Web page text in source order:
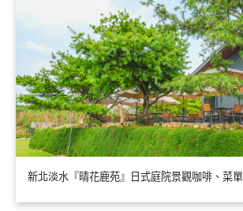
新北淡水『晴花鹿苑』日式庭院景觀咖啡、菜單